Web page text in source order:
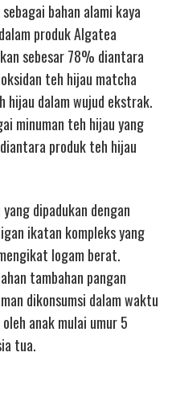
bahan alami kaya
produk Algatea
sebesar 78% diantara
teh hijau matcha
hijau dalam wujud ekstrak.
minuman teh hijau yang
produk teh hijau
dipadukan dengan
ikatan kompleks yang
logam berat.
tambahan pangan
dikonsumsi dalam waktu
anak mulai umur 5
tua.